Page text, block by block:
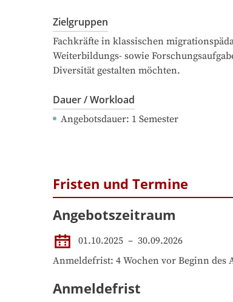
Zielgruppen
Fachkräfte in klassischen
Weiterbildungs- sowie
Diversität gestalten möchten.
Dauer / Workload
Angebotsdauer: 1 Semester
Fristen und Termine
Angebotszeitraum
01.10.2025 – 30.09.2026
Anmeldefrist: 4 Wochen vor Beginn des
Anmeldefrist